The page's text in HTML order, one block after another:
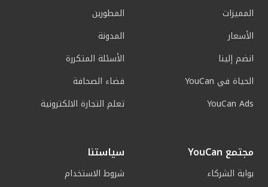
المميزات
الأسعار
انضم إلينا
الحياة في YouCan
YouCan Ads
المطورين
المدونة
الأسئلة المتكررة
فضاء الصحافة
تعلم التجارة الالكترونية
مجتمع YouCan
بوابة الشركاء
سياستنا
شروط الاستخدام